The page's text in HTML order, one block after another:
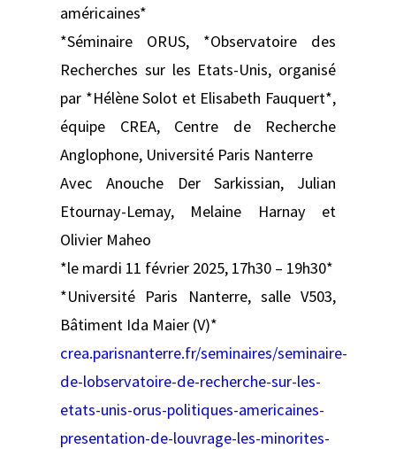
américaines*
*Séminaire ORUS, *Observatoire des
Recherches sur les Etats-Unis, organisé
par *Hélène Solot et Elisabeth Fauquert*,
équipe CREA, Centre de Recherche
Anglophone, Université Paris Nanterre
Avec Anouche Der Sarkissian, Julian
Etournay-Lemay, Melaine Harnay et
Olivier Maheo
*le mardi 11 février 2025, 17h30 – 19h30*
*Université Paris Nanterre, salle V503,
Bâtiment Ida Maier (V)*
crea.parisnanterre.fr/seminaires/seminaire-
de-lobservatoire-de-recherche-sur-les-
etats-unis-orus-politiques-americaines-
presentation-de-louvrage-les-minorites-